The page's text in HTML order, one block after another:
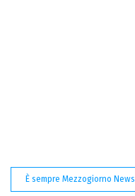
È sempre Mezzogiorno News